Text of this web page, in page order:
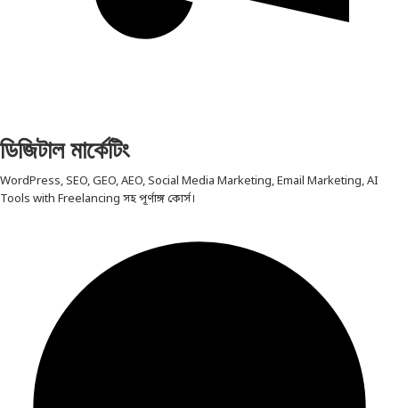
ডিজিটাল মার্কেটিং
WordPress, SEO, GEO, AEO, Social Media Marketing, Email Marketing, AI
Tools with Freelancing সহ পূর্ণাঙ্গ কোর্স।